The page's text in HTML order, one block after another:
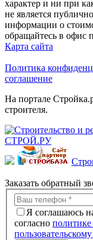
характер и ни при
не является
информации о
обращайтесь в офис
Карта сайта
Политика
соглашение
На портале
строителя.
Заказать обратный
Я соглашаюсь
согласно